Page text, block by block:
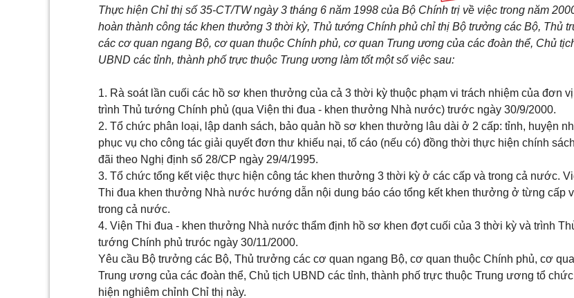
Thực hiện Chỉ thị số 35-CT/TW ngày 3 tháng 6 năm 1998 của Bộ Chính trị về việc trong năm
hoàn thành công tác khen thưởng 3 thời kỳ, Thủ tướng Chính phủ chỉ thị Bộ trưởng các Bộ, Thủ
các cơ quan ngang Bộ, cơ quan thuộc Chính phủ, cơ quan Trung ương của các đoàn thể, Chủ
UBND các tỉnh, thành phố trực thuộc Trung ương làm tốt một số việc sau:
1. Rà soát lần cuối các hồ sơ khen thưởng của cả 3 thời kỳ thuộc phạm vi trách nhiệm của đơn
trình Thủ tướng Chính phủ (qua Viện thi đua - khen thưởng Nhà nước) trước ngày 30/9/2000.
2. Tổ chức phân loại, lập danh sách, bảo quản hồ sơ khen thưởng lâu dài ở 2 cấp: tỉnh, huyện
phục vụ cho công tác giải quyết đơn thư khiếu nại, tố cáo (nếu có) đồng thời thực hiện chính
đãi theo Nghị định số 28/CP ngày 29/4/1995.
3. Tổ chức tổng kết việc thực hiện công tác khen thưởng 3 thời kỳ ở các cấp và trong cả nước.
Thi đua khen thưởng Nhà nước hướng dẫn nội dung báo cáo tổng kết khen thưởng ở từng cấp
trong cả nước.
4. Viện Thi đua - khen thưởng Nhà nước thẩm định hồ sơ khen đợt cuối của 3 thời kỳ và trình
tướng Chính phủ trưóc ngày 30/11/2000.
Yêu cầu Bộ trưởng các Bộ, Thủ trưởng các cơ quan ngang Bộ, cơ quan thuộc Chính phủ, cơ
Trung ương của các đoàn thể, Chủ tịch UBND các tỉnh, thành phố trực thuộc Trung ương tổ
hiện nghiêm chỉnh Chỉ thị này.